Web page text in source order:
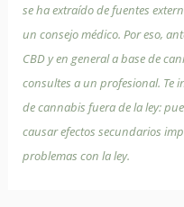
se ha extraído de fuentes
un consejo médico. Por eso,
CBD y en general a base de
consultes a un profesional. Te
de cannabis fuera de la ley:
causar efectos secundarios
problemas con la ley.